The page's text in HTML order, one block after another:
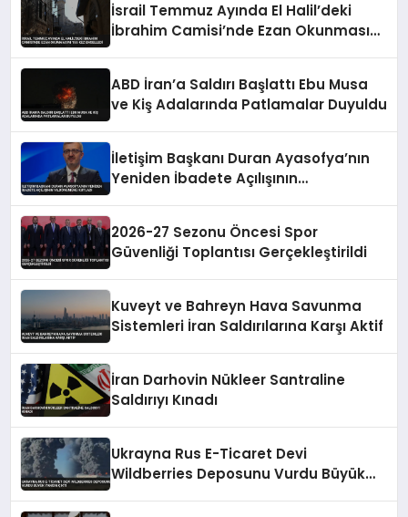
İsrail Temmuz Ayında El Halil’deki
İbrahim Camisi’nde Ezan Okunmasını
ABD İran’a Saldırı Başlattı Ebu Musa
ve Kiş Adalarında Patlamalar Duyuldu
İletişim Başkanı Duran Ayasofya’nın
Yeniden İbadete Açılışının
2026-27 Sezonu Öncesi Spor
Güvenliği Toplantısı Gerçekleştirildi
Kuveyt ve Bahreyn Hava Savunma
Sistemleri İran Saldırılarına Karşı Aktif
İran Darhovin Nükleer Santraline
Saldırıyı Kınadı
Ukrayna Rus E-Ticaret Devi
Wildberries Deposunu Vurdu Büyük